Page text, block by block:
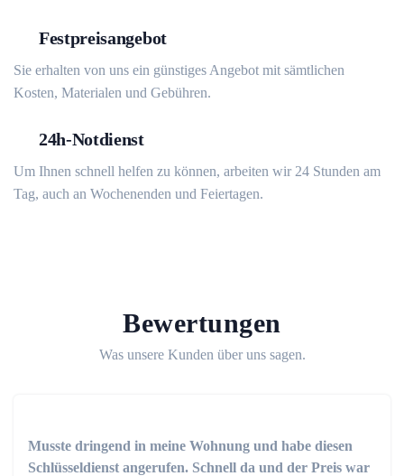
Festpreisangebot
Sie erhalten von uns ein günstiges Angebot mit sämtlichen
Kosten, Materialen und Gebühren.
24h-Notdienst
Um Ihnen schnell helfen zu können, arbeiten wir 24 Stunden am
Tag, auch an Wochenenden und Feiertagen.
Bewertungen
Was unsere Kunden über uns sagen.
Musste dringend in meine Wohnung und habe diesen
Schlüsseldienst angerufen. Schnell da und der Preis war